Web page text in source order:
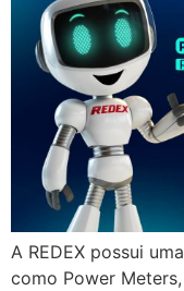
A REDEX possui
como Power